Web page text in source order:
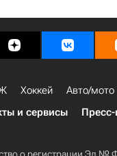
Хоккей Авто/мото
и сервисы